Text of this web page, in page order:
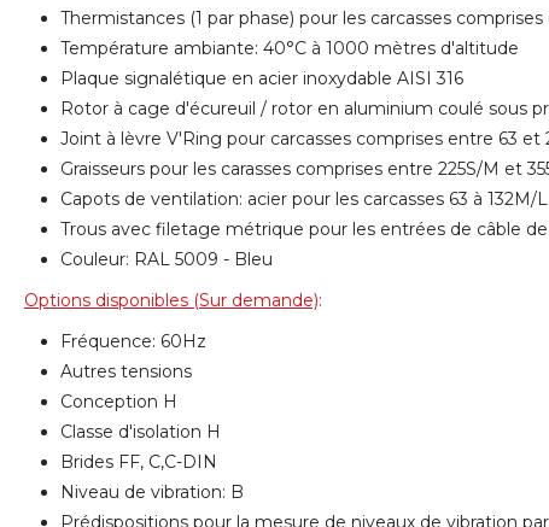
Thermistances (1 par phase) pour les carcasses
Température ambiante: 40°C à 1000 mètres d'altitude
Plaque signalétique en acier inoxydable AISI 316
Rotor à cage d'écureuil / rotor en aluminium coulé sous
Joint à lèvre V'Ring pour carcasses comprises entre 63
Graisseurs pour les carasses comprises entre 225S/M et
Capots de ventilation: acier pour les carcasses 63 à
Trous avec filetage métrique pour les entrées de câble
Couleur: RAL 5009 - Bleu
Options disponibles (Sur demande):
Fréquence: 60Hz
Autres tensions
Conception H
Classe d'isolation H
Brides FF, C,C-DIN
Niveau de vibration: B
Prédispositions pour la mesure de niveaux de vibration